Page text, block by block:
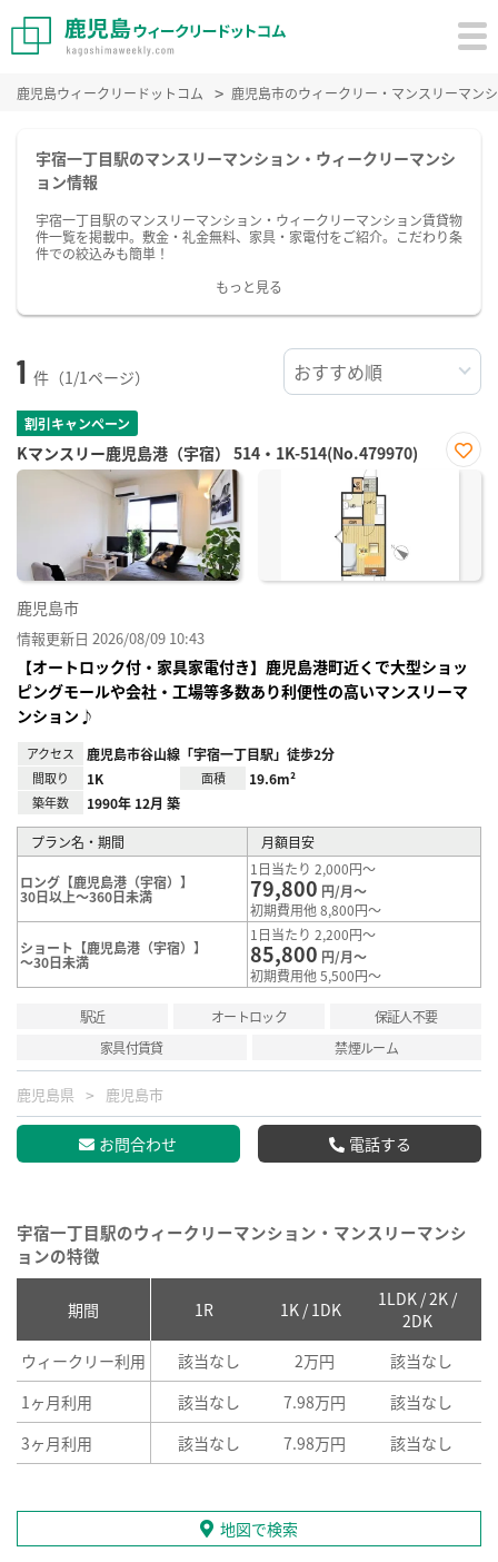
鹿児島ウィークリードットコム 鹿児島市のウィークリー・マンスリーマン
宇宿一丁目駅のマンスリーマンション・ウィークリーマンシ
ョン情報
宇宿一丁目駅のマンスリーマンション・ウィークリーマンション賃貸物
件一覧を掲載中。敷金・礼金無料、家具・家電付をご紹介。こだわり条
件での絞込みも簡単！
もっと見る
1 件（1/1ページ）
割引キャンペーン
Kマンスリー鹿児島港（宇宿） 514・1K-514(No.479970)
お気
鹿児島市
情報更新日 2026/08/09 10:43
【オートロック付・家具家電付き】鹿児島港町近くで大型ショッ
ピングモールや会社・工場等多数あり利便性の高いマンスリーマ
ンション♪
アクセス 鹿児島市谷山線「宇宿一丁目駅」徒歩2分
間取り 1K 面積 19.6m²
築年数 1990年 12月 築
プラン名・期間 月額目安
ロング【鹿児島港（宇宿）】
30日以上～360日未満
1日当たり 2,000円～
79,800 円/月～
初期費用他 8,800円～
ショート【鹿児島港（宇宿）】
～30日未満
1日当たり 2,200円～
85,800 円/月～
初期費用他 5,500円～
駅近 オートロック
保証人不要
家具付賃貸
禁煙ルーム
鹿児島県 鹿児島市
お問合わせ 電話する
宇宿一丁目駅のウィークリーマンション・マンスリーマンシ
ョンの特徴
期間 1R 1K / 1DK
1LDK / 2K /
2DK
ウィークリー利用 該当なし 2万円 該当なし
1ヶ月利用
該当なし 7.98万円 該当なし
3ヶ月利用
該当なし 7.98万円 該当なし
地図で検索